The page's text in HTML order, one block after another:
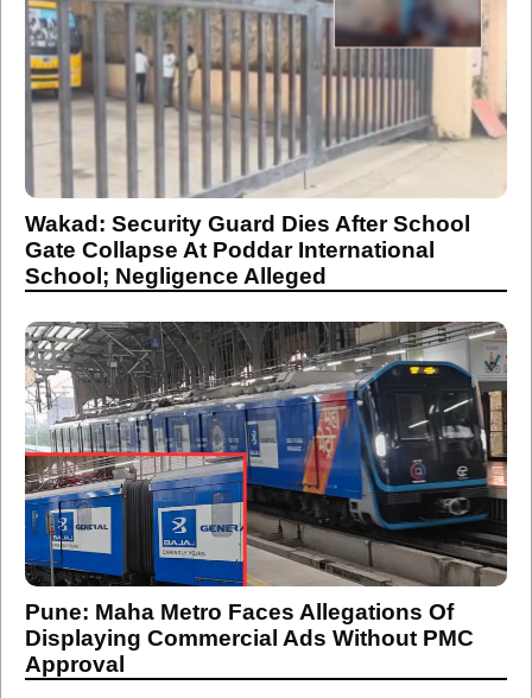
Wakad: Security Guard Dies After School
Gate Collapse At Poddar International
School; Negligence Alleged
Pune: Maha Metro Faces Allegations Of
Displaying Commercial Ads Without PMC
Approval